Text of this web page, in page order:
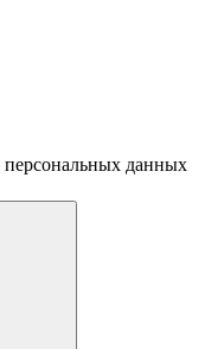
персональных данных